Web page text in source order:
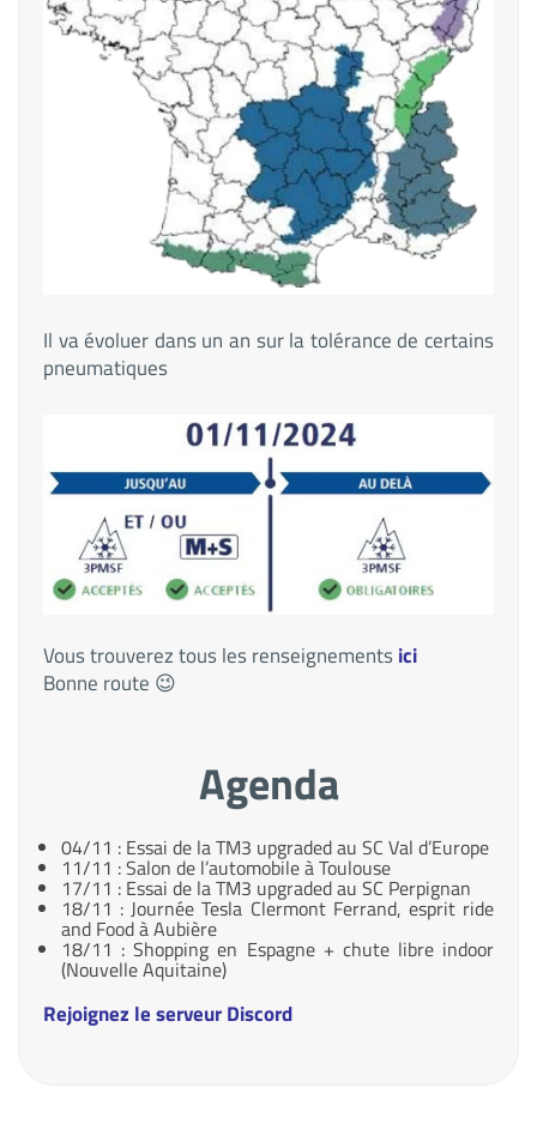
Il va évoluer dans un an sur la tolérance de certains
pneumatiques
Vous trouverez tous les renseignements ici
Bonne route 😉
Agenda
04/11 : Essai de la TM3 upgraded au SC Val d’Europe
11/11 : Salon de l’automobile à Toulouse
17/11 : Essai de la TM3 upgraded au SC Perpignan
18/11 : Journée Tesla Clermont Ferrand, esprit ride
and Food à Aubière
18/11 : Shopping en Espagne + chute libre indoor
(Nouvelle Aquitaine)
Rejoignez le serveur Discord